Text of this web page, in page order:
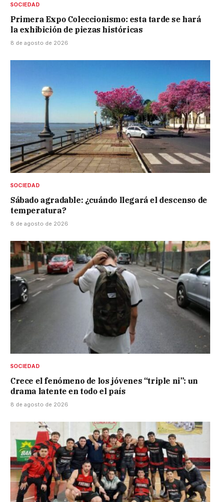
SOCIEDAD
Primera Expo Coleccionismo: esta tarde se hará
la exhibición de piezas históricas
8 de agosto de 2026
SOCIEDAD
Sábado agradable: ¿cuándo llegará el descenso de
temperatura?
8 de agosto de 2026
SOCIEDAD
Crece el fenómeno de los jóvenes “triple ni”: un
drama latente en todo el país
8 de agosto de 2026